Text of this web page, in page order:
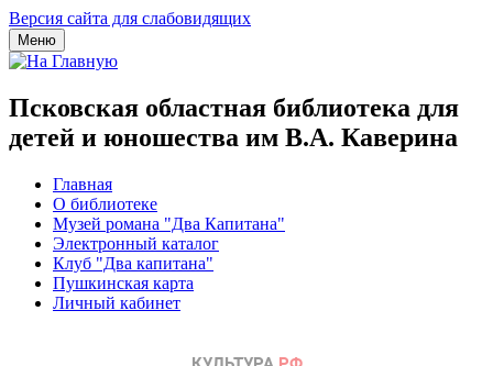
Версия сайта для слабовидящих
Меню
Псковская областная библиотека для
детей и юношества им В.А. Каверина
Главная
О библиотеке
Музей романа "Два Капитана"
Электронный каталог
Клуб "Два капитана"
Пушкинская карта
Личный кабинет